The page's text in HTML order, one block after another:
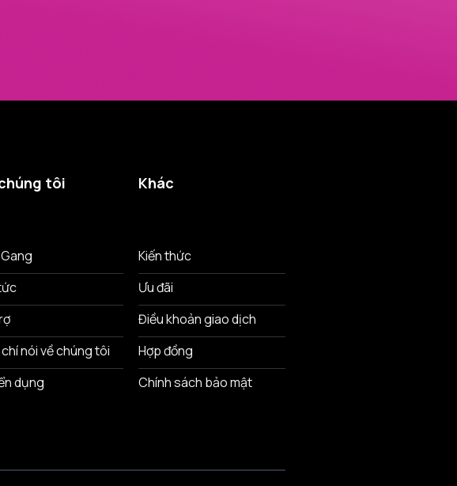
tôi
nói về chúng tôi
dụng
Khác
Kiến thức
Ưu đãi
Điều khoản giao dịch
Hợp đồng
Chính sách bảo mật